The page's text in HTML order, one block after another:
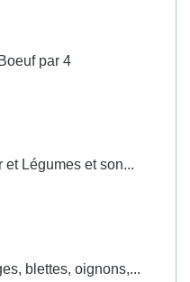
par 4
et Légumes et son...
blettes, oignons,...